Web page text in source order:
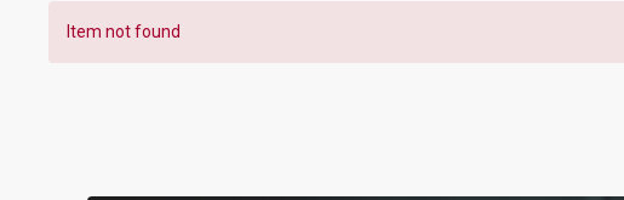
Item not found